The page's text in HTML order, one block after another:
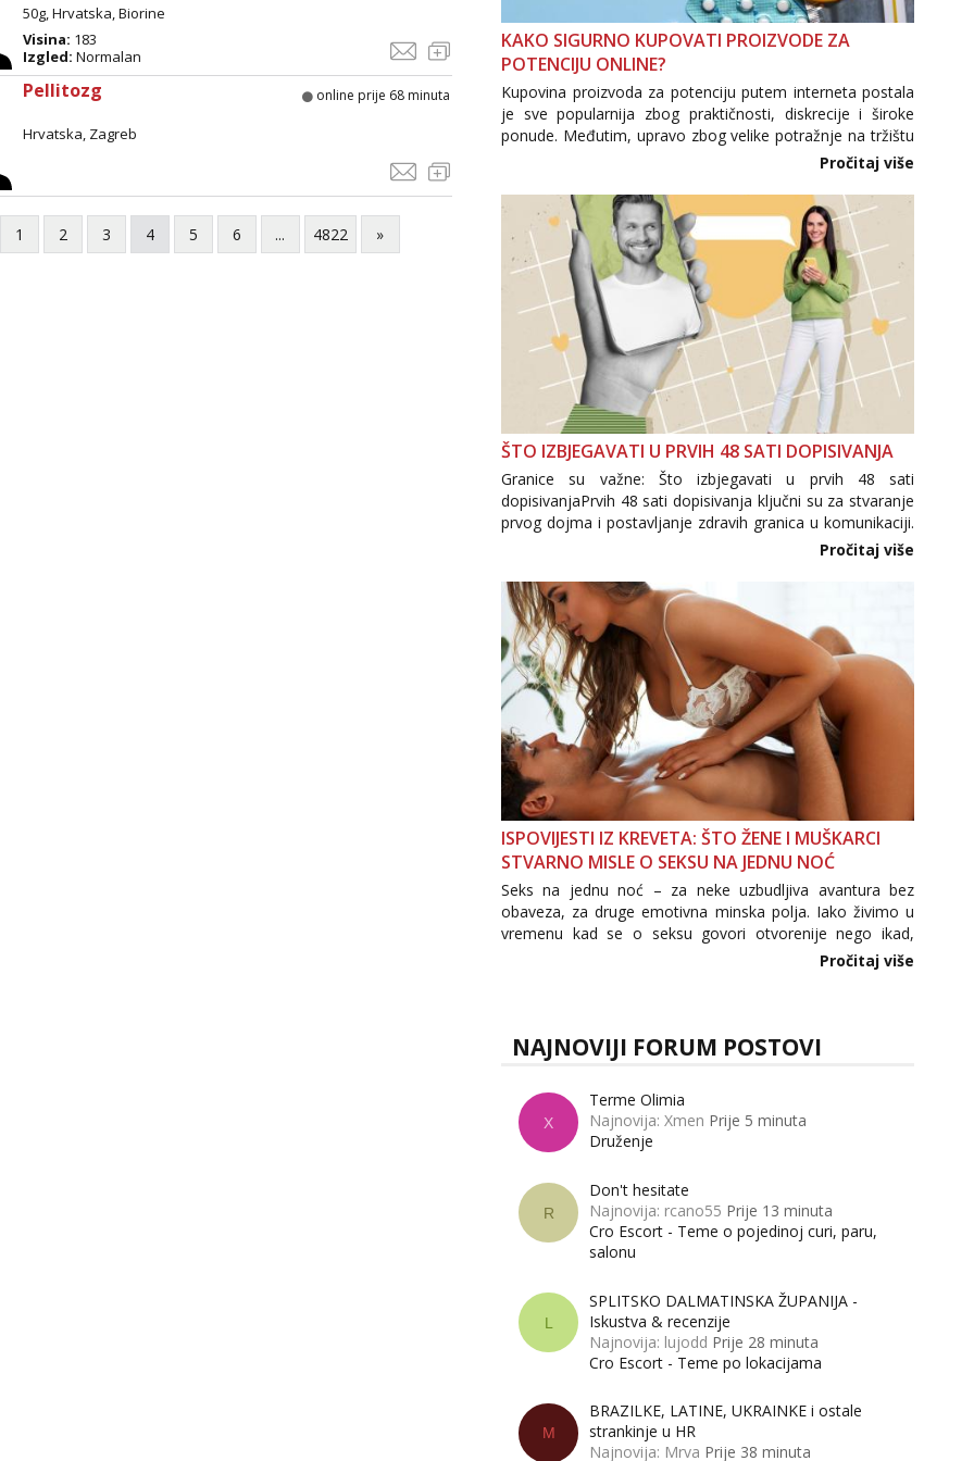
50g, Hrvatska, Biorine
Visina: 183
Izgled: Normalan
Pellitozg
Hrvatska, Zagreb
online prije 68 minuta
1 2 3 4 5 6 ... 4822 »
Obavijesti me kada se oslobodi
Monika
Tel: 064/677-677- Kod: #133
tel:0,93€ - mob:1,12€ min
Obavijesti me kada se oslobodi
Ivančica
Čekam tvoj poziv!
Tel:064/677-677- Kod: #108
tel:0,93€ - mob:1,12€ min
Čekam tvoj poziv!
Tel:064/677-677
- Kod: #123
tel:0,93€ - mob:1,12€ min
Anđela
Čekam tvoj poziv!
Tel: 064/677-677 - Kod: #142
tel:0,93€ - mob:1,12€ min
KAKO SIGURNO KUPOVATI PROIZVODE ZA
POTENCIJU ONLINE?
Kupovina proizvoda za potenciju putem interneta postala
je sve popularnija zbog praktičnosti, diskrecije i široke
ponude. Međutim, upravo zbog velike potražnje na tržištu
se pojavljuju i brojni krivotvoreni proizvodi, nepouzdane
internetske trgovine te proizvodi nepoznatog podrijetla. ...
Pročitaj više
ŠTO IZBJEGAVATI U PRVIH 48 SATI DOPISIVANJA
Granice su važne: Što izbjegavati u prvih 48 sati
dopisivanjaPrvih 48 sati dopisivanja ključni su za stvaranje
prvog dojma i postavljanje zdravih granica u komunikaciji.
Važno je izbjeći prebrzo otkrivanje osobnih ili intimnih
informacija, jer nepoznata osoba još nije zaslužila to
povjerenje. Takođe...
Pročitaj više
ISPOVIJESTI IZ KREVETA: ŠTO ŽENE I MUŠKARCI
STVARNO MISLE O SEKSU NA JEDNU NOĆ
Seks na jednu noć – za neke uzbudljiva avantura bez
obaveza, za druge emotivna minska polja. Iako živimo u
vremenu kad se o seksu govori otvorenije nego ikad,
tema „jedne noći strasti“ i dalje izaziva burne rasprave. Što
Pročitaj više
NAJNOVIJI FORUM POSTOVI
X
Terme Olimia
Najnovija: Xmen Prije 5 minuta
Druženje
R
Don't hesitate
Najnovija: rcano55 Prije 13 minuta
Cro Escort - Teme o pojedinoj curi, paru,
salonu
L
SPLITSKO DALMATINSKA ŽUPANIJA -
Iskustva & recenzije
Najnovija: lujodd Prije 28 minuta
Cro Escort - Teme po lokacijama
M
BRAZILKE, LATINE, UKRAINKE i ostale
strankinje u HR
Najnovija: Mrva Prije 38 minuta